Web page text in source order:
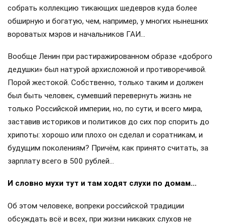
собрать коллекцию тикающих шедевров куда более
обширную и богатую, чем, например, у многих нынешних
вороватых мэров и начальников ГАИ…
Вообще Ленин при растиражированном образе «доброго
дедушки» был натурой архисложной и противоречивой.
Порой жестокой. Собственно, только таким и должен
был быть человек, сумевший перевернуть жизнь не
только Российской империи, но, по сути, и всего мира,
заставив историков и политиков до сих пор спорить до
хрипоты: хорошо или плохо он сделал и соратникам, и
будущим поколениям? Причём, как принято считать, за
зарплату всего в 500 рублей…
И словно мухи тут и там ходят слухи по домам…
Об этом человеке, вопреки российской традиции
обсуждать всё и всех, при жизни никаких слухов не